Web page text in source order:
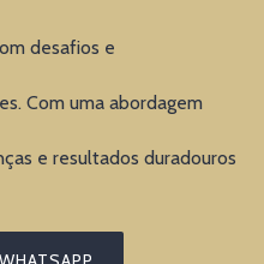
desafios e
Com uma abordagem
e resultados duradouros